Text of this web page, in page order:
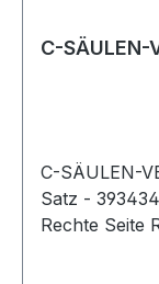
C-SÄULEN-
C-SÄULEN-
Satz -